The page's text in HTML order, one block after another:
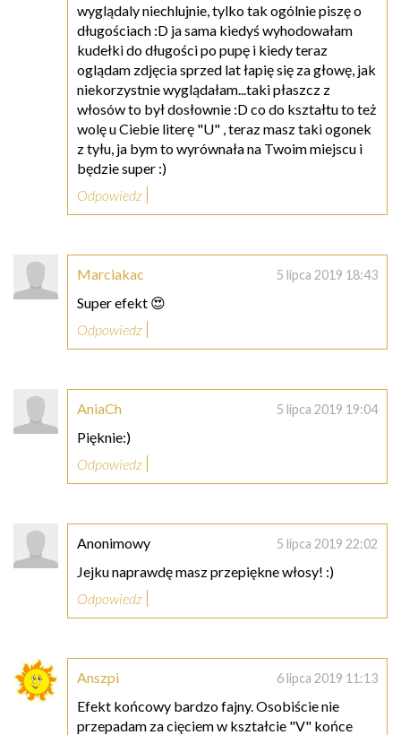
wyglądaly niechlujnie, tylko tak ogólnie piszę o
długościach :D ja sama kiedyś wyhodowałam
kudełki do długości po pupę i kiedy teraz
oglądam zdjęcia sprzed lat łapię się za głowę, jak
niekorzystnie wyglądałam...taki płaszcz z
włosów to był dosłownie :D co do kształtu to też
wolę u Ciebie literę "U" , teraz masz taki ogonek
z tyłu, ja bym to wyrównała na Twoim miejscu i
będzie super :)
Odpowiedz
Marciakac 5 lipca 2019 18:43
Super efekt 😍
Odpowiedz
AniaCh 5 lipca 2019 19:04
Pięknie:)
Odpowiedz
Anonimowy 5 lipca 2019 22:02
Jejku naprawdę masz przepiękne włosy! :)
Odpowiedz
Anszpi 6 lipca 2019 11:13
Efekt końcowy bardzo fajny. Osobiście nie
przepadam za cięciem w kształcie "V" końce